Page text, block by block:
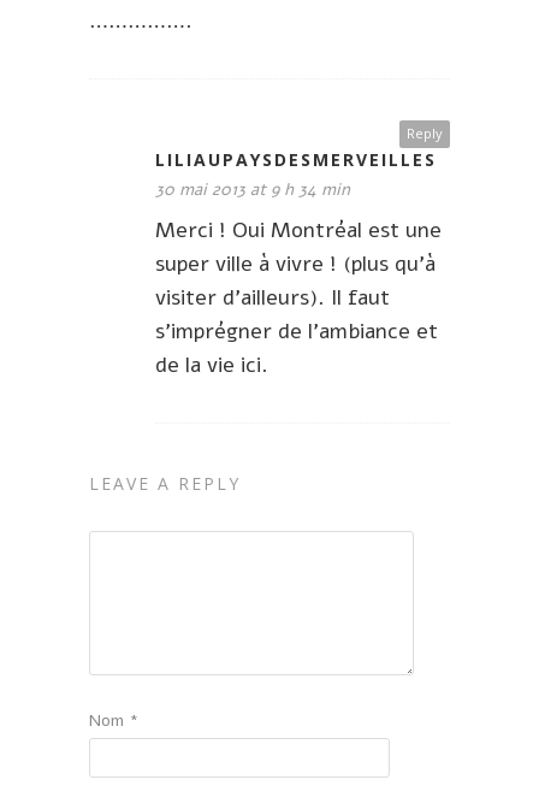
…………….
Reply
LILIAUPAYSDESMERVEILLES
30 mai 2013 at 9 h 34 min
Merci ! Oui Montréal est une
super ville à vivre ! (plus qu’à
visiter d’ailleurs). Il faut
s’imprégner de l’ambiance et
de la vie ici.
LEAVE A REPLY
Nom *